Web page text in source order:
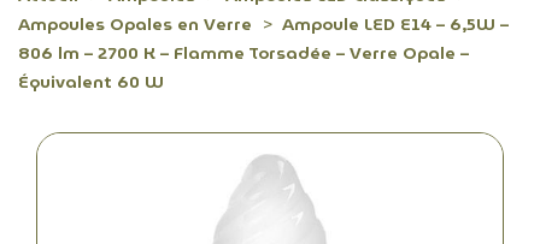
Ampoules Opales en Verre
Ampoule LED E14 – 6,5W –
806 lm – 2700 K – Flamme Torsadée – Verre Opale –
Équivalent 60 W